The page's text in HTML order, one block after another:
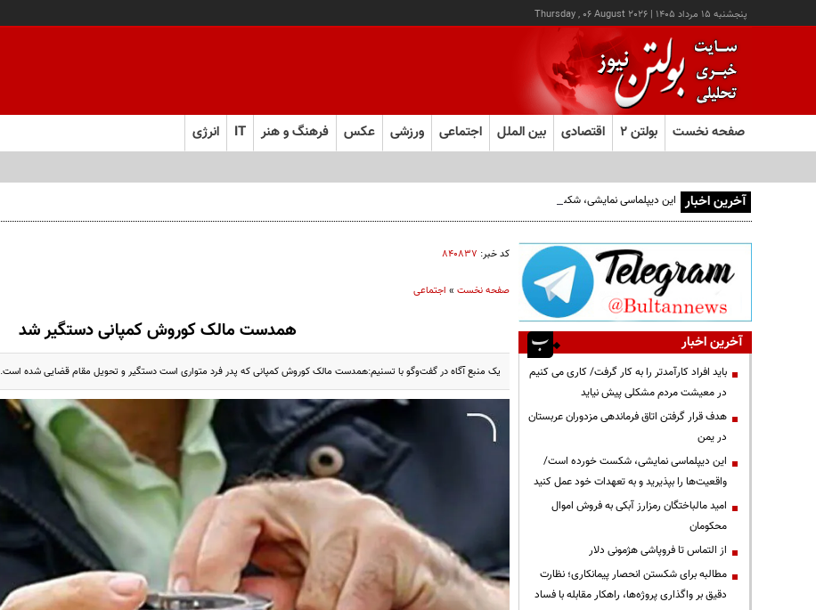
پنجشنبه ۱۵ مرداد ۱۴۰۵ |
Thursday , 06 August 2026
صفحه نخست بولتن ۲ اقتصادی بین الملل اجتماعی ورزشی عکس فرهنگ و هنر IT انرژی
آخرین اخبار این دیپلماسی نمایشی، شکست خورده است/واقعیت‌ها را بپذیرید و به تعهدات خود عمل کنید
کد خبر: ۸۴۰۸۳۷
صفحه نخست» اجتماعی
همدست مالک کوروش کمپانی دستگیر شد
یک منبع آگاه در گفت‌وگو با تسنیم:همدست مالک کوروش کمپانی که پدر فرد متواری است دستگیر و تحویل مقام قضایی شده است.
آخرین اخبار
باید افراد کارآمدتر را به کار گرفت/ کاری می کنیم
در معیشت مردم مشکلی پیش نیاید
هدف قرار گرفتن اتاق‌ فرماندهی مزدوران عربستان
در یمن
این دیپلماسی نمایشی، شکست خورده است/
واقعیت‌ها را بپذیرید و به تعهدات خود عمل کنید
امید مالباختگان رمزارز آبکی به فروش اموال
محکومان
از التماس تا فروپاشی هژمونی دلار
مطالبه برای شکستن انحصار پیمانکاری؛ نظارت
دقیق بر واگذاری پروژه‌ها، راهکار مقابله با فساد